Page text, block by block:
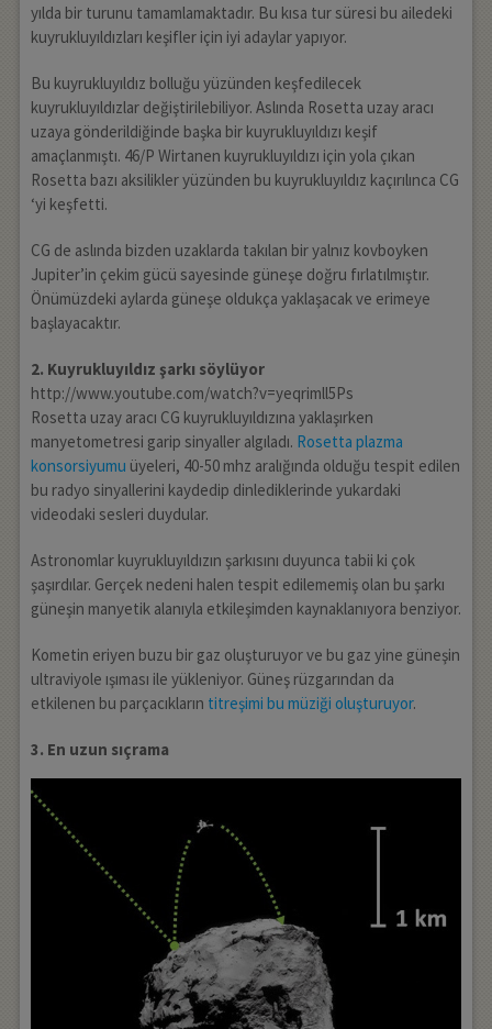
yılda bir turunu tamamlamaktadır. Bu kısa tur süresi bu ailedeki
kuyrukluyıldızları keşifler için iyi adaylar yapıyor.
Bu kuyrukluyıldız bolluğu yüzünden keşfedilecek
kuyrukluyıldızlar değiştirilebiliyor. Aslında Rosetta uzay aracı
uzaya gönderildiğinde başka bir kuyrukluyıldızı keşif
amaçlanmıştı. 46/P Wirtanen kuyrukluyıldızı için yola çıkan
Rosetta bazı aksilikler yüzünden bu kuyrukluyıldız kaçırılınca CG
‘yi keşfetti.
CG de aslında bizden uzaklarda takılan bir yalnız kovboyken
Jupiter’in çekim gücü sayesinde güneşe doğru fırlatılmıştır.
Önümüzdeki aylarda güneşe oldukça yaklaşacak ve erimeye
başlayacaktır.
2. Kuyrukluyıldız şarkı söylüyor
http://www.youtube.com/watch?v=yeqrimll5Ps
Rosetta uzay aracı CG kuyrukluyıldızına yaklaşırken
manyetometresi garip sinyaller algıladı. Rosetta plazma
konsorsiyumu üyeleri, 40-50 mhz aralığında olduğu tespit edilen
bu radyo sinyallerini kaydedip dinlediklerinde yukardaki
videodaki sesleri duydular.
Astronomlar kuyrukluyıldızın şarkısını duyunca tabii ki çok
şaşırdılar. Gerçek nedeni halen tespit edilememiş olan bu şarkı
güneşin manyetik alanıyla etkileşimden kaynaklanıyora benziyor.
Kometin eriyen buzu bir gaz oluşturuyor ve bu gaz yine güneşin
ultraviyole ışıması ile yükleniyor. Güneş rüzgarından da
etkilenen bu parçacıkların titreşimi bu müziği oluşturuyor.
3. En uzun sıçrama